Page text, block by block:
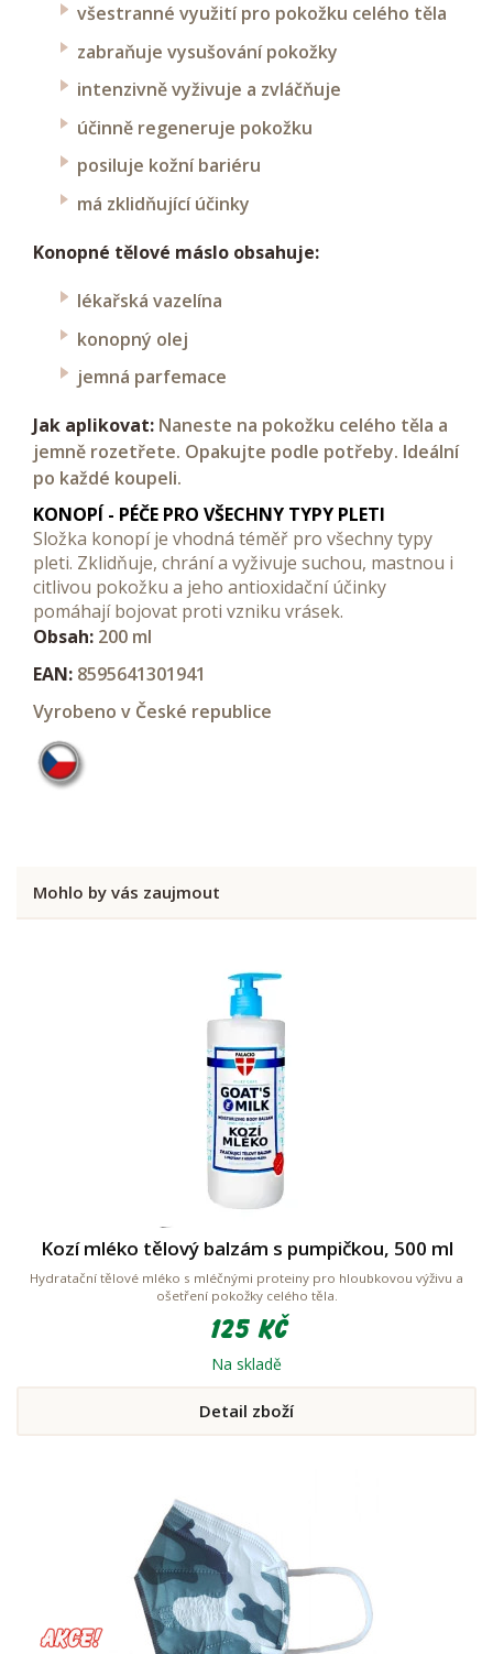
všestranné využití pro pokožku celého těla
zabraňuje vysušování pokožky
intenzivně vyživuje a zvláčňuje
účinně regeneruje pokožku
posiluje kožní bariéru
má zklidňující účinky
Konopné tělové máslo obsahuje:
lékařská vazelína
konopný olej
jemná parfemace
Jak aplikovat: Naneste na pokožku celého těla a
jemně rozetřete. Opakujte podle potřeby. Ideální
po každé koupeli.
KONOPÍ - PÉČE PRO VŠECHNY TYPY PLETI
Složka konopí je vhodná téměř pro všechny typy
pleti. Zklidňuje, chrání a vyživuje suchou, mastnou i
citlivou pokožku a jeho antioxidační účinky
pomáhají bojovat proti vzniku vrásek.
Obsah: 200 ml
EAN: 8595641301941
Vyrobeno v České republice
Mohlo by vás zaujmout
Kozí mléko tělový balzám s pumpičkou, 500 ml
Hydratační tělové mléko s mléčnými proteiny pro hloubkovou výživu a
ošetření pokožky celého těla.
125 Kč
Na skladě
Detail zboží